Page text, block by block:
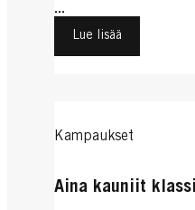
...
Lue lisää
Kampaukset
Aina kauniit